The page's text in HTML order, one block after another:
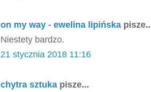
on my way - ewelina lipińska
Niestety bardzo.
21 stycznia 2018 11:16
chytra sztuka pisze...